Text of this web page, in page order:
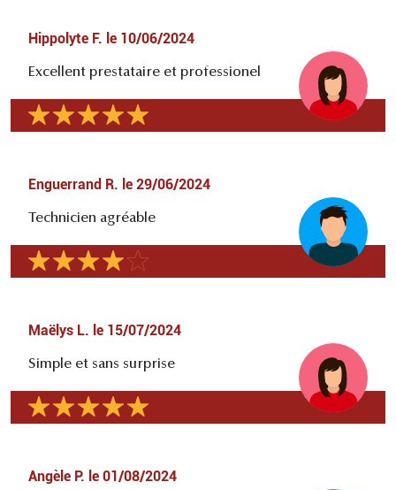
Hippolyte F. le 10/06/2024
Excellent prestataire et professionel
Enguerrand R. le 29/06/2024
Technicien agréable
Maëlys L. le 15/07/2024
Simple et sans surprise
Angèle P. le 01/08/2024